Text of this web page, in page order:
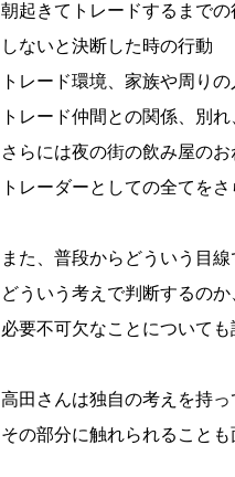
朝起きてトレードするまでの
しないと決断した時の行動
トレード環境、家族や周り
トレード仲間との関係、別
さらには夜の街の飲み屋の
トレーダーとしての全てをさ
また、普段からどういう目
どういう考えで判断するの
必要不可欠なことについても
高田さんは独自の考えを持っ
その部分に触れられることも